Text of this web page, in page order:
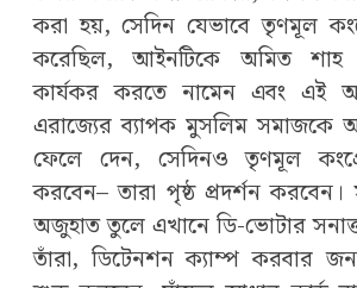
করা হয়, সেদিন যেভাবে তৃণমূল
করেছিল, আইনটিকে অমিত শাহ
কার্যকর করতে নামেন এবং এই
এরাজ্যের ব্যাপক মুসলিম সমাজকে
ফেলে দেন, সেদিনও তৃণমূল
করবেন– তারা পৃষ্ঠ প্রদর্শন
অজুহাত তুলে এখানে ডি-ভোটার
তাঁরা, ডিটেনশন ক্যাম্প করবার